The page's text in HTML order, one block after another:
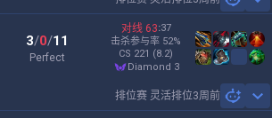
3/0/11
Perfect
对线 63:37
击杀参与率 52%
CS 221 (8.2)
diamond 3
排位赛 灵活排位3周前